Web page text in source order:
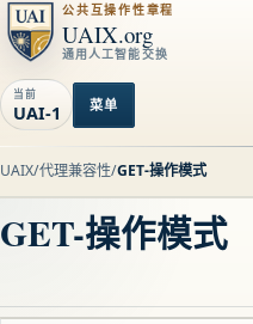
公共互操作性章程
UAIX.org
通用人工智能交换
当前
UAI-1 菜单
UAIX/代理兼容性/GET-操作模式
GET-操作模式